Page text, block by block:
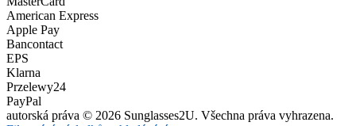
American Express
Apple Pay
Bancontact
EPS
Klarna
Przelewy24
PayPal
autorská práva © 2026 Sunglasses2U. Všechna práva vyhrazena.